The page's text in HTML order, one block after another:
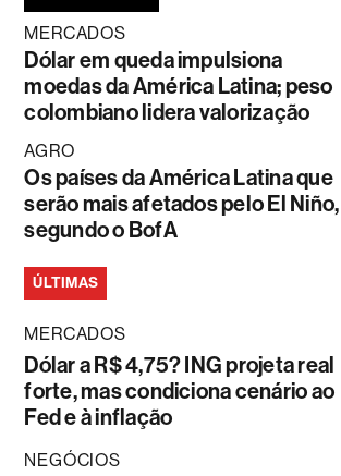
MERCADOS
Dólar em queda impulsiona
moedas da América Latina; peso
colombiano lidera valorização
AGRO
Os países da América Latina que
serão mais afetados pelo El Niño,
segundo o BofA
ÚLTIMAS
MERCADOS
Dólar a R$ 4,75? ING projeta real
forte, mas condiciona cenário ao
Fed e à inflação
NEGÓCIOS